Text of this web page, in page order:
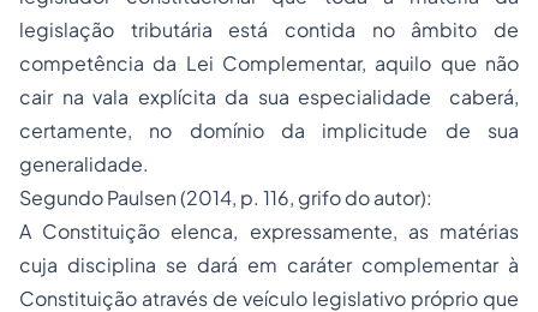
legislação tributária está contida no âmbito de
competência da Lei Complementar, aquilo que não
cair na vala explícita da sua especialidade caberá,
certamente, no domínio da implicitude de sua
generalidade.
Segundo Paulsen (2014, p. 116, grifo do autor):
A Constituição elenca, expressamente, as matérias
cuja disciplina se dará em caráter complementar à
Constituição através de veículo legislativo próprio que